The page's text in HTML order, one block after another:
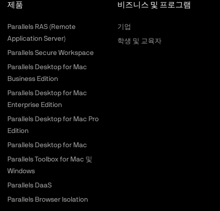
제품
Parallels RAS (Remote
Application Server)
Parallels Secure Workspace
Parallels Desktop for Mac
Business Edition
Parallels Desktop for Mac
Enterprise Edition
Parallels Desktop for Mac Pro
Edition
Parallels Desktop for Mac
Parallels Toolbox for Mac 및
Windows
Parallels DaaS
Parallels Browser Isolation
비즈니스 및 프로그램
기업
학생 및 교육자